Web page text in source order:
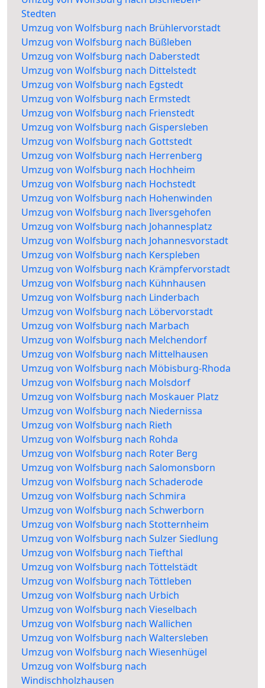
Stedten
Umzug von Wolfsburg nach Brühlervorstadt
Umzug von Wolfsburg nach Büßleben
Umzug von Wolfsburg nach Daberstedt
Umzug von Wolfsburg nach Dittelstedt
Umzug von Wolfsburg nach Egstedt
Umzug von Wolfsburg nach Ermstedt
Umzug von Wolfsburg nach Frienstedt
Umzug von Wolfsburg nach Gispersleben
Umzug von Wolfsburg nach Gottstedt
Umzug von Wolfsburg nach Herrenberg
Umzug von Wolfsburg nach Hochheim
Umzug von Wolfsburg nach Hochstedt
Umzug von Wolfsburg nach Hohenwinden
Umzug von Wolfsburg nach Ilversgehofen
Umzug von Wolfsburg nach Johannesplatz
Umzug von Wolfsburg nach Johannesvorstadt
Umzug von Wolfsburg nach Kerspleben
Umzug von Wolfsburg nach Krämpfervorstadt
Umzug von Wolfsburg nach Kühnhausen
Umzug von Wolfsburg nach Linderbach
Umzug von Wolfsburg nach Löbervorstadt
Umzug von Wolfsburg nach Marbach
Umzug von Wolfsburg nach Melchendorf
Umzug von Wolfsburg nach Mittelhausen
Umzug von Wolfsburg nach Möbisburg-Rhoda
Umzug von Wolfsburg nach Molsdorf
Umzug von Wolfsburg nach Moskauer Platz
Umzug von Wolfsburg nach Niedernissa
Umzug von Wolfsburg nach Rieth
Umzug von Wolfsburg nach Rohda
Umzug von Wolfsburg nach Roter Berg
Umzug von Wolfsburg nach Salomonsborn
Umzug von Wolfsburg nach Schaderode
Umzug von Wolfsburg nach Schmira
Umzug von Wolfsburg nach Schwerborn
Umzug von Wolfsburg nach Stotternheim
Umzug von Wolfsburg nach Sulzer Siedlung
Umzug von Wolfsburg nach Tiefthal
Umzug von Wolfsburg nach Töttelstädt
Umzug von Wolfsburg nach Töttleben
Umzug von Wolfsburg nach Urbich
Umzug von Wolfsburg nach Vieselbach
Umzug von Wolfsburg nach Wallichen
Umzug von Wolfsburg nach Waltersleben
Umzug von Wolfsburg nach Wiesenhügel
Umzug von Wolfsburg nach
Windischholzhausen